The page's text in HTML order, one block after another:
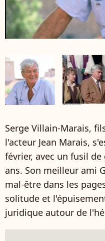
Serge Villain-Marais,
l'acteur Jean Marais,
février, avec un fusil
ans. Son meilleur ami
mal-être dans les
solitude et
juridique autour de